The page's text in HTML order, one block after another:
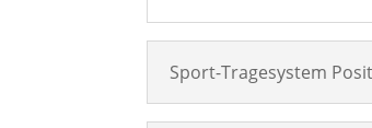
Sport-Tragesystem